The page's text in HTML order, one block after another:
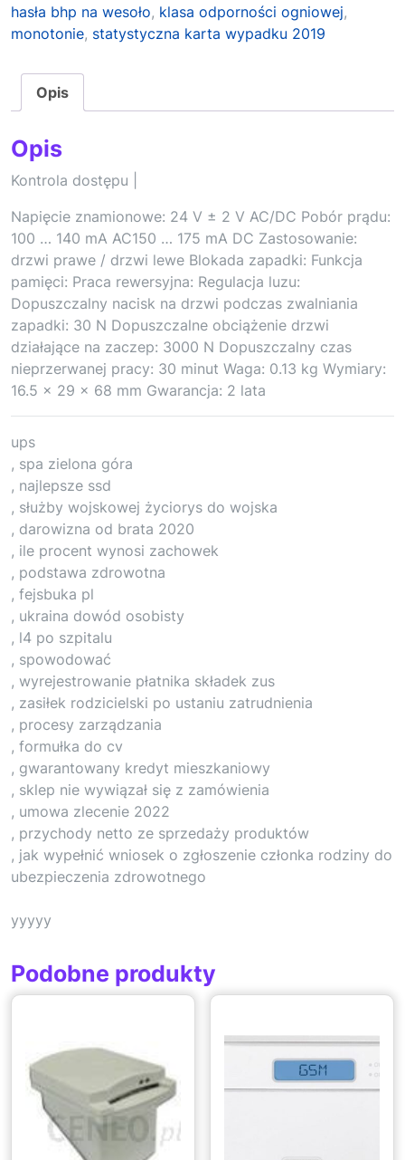
hasła bhp na wesoło, klasa odporności ogniowej,
monotonie, statystyczna karta wypadku 2019
Opis
Opis
Kontrola dostępu |
Napięcie znamionowe: 24 V ± 2 V AC/DC Pobór prądu:
100 … 140 mA AC150 … 175 mA DC Zastosowanie:
drzwi prawe / drzwi lewe Blokada zapadki: Funkcja
pamięci: Praca rewersyjna: Regulacja luzu:
Dopuszczalny nacisk na drzwi podczas zwalniania
zapadki: 30 N Dopuszczalne obciążenie drzwi
działające na zaczep: 3000 N Dopuszczalny czas
nieprzerwanej pracy: 30 minut Waga: 0.13 kg Wymiary:
16.5 x 29 x 68 mm Gwarancja: 2 lata
ups
, spa zielona góra
, najlepsze ssd
, służby wojskowej życiorys do wojska
, darowizna od brata 2020
, ile procent wynosi zachowek
, podstawa zdrowotna
, fejsbuka pl
, ukraina dowód osobisty
, l4 po szpitalu
, spowodować
, wyrejestrowanie płatnika składek zus
, zasiłek rodzicielski po ustaniu zatrudnienia
, procesy zarządzania
, formułka do cv
, gwarantowany kredyt mieszkaniowy
, sklep nie wywiązał się z zamówienia
, umowa zlecenie 2022
, przychody netto ze sprzedaży produktów
, jak wypełnić wniosek o zgłoszenie członka rodziny do
ubezpieczenia zdrowotnego
yyyyy
Podobne produkty